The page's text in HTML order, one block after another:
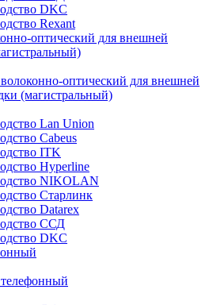
DKC
Rexant
оптический для внешней
оптический для внешней
(магистральный)
Lan Union
Cabeus
ITK
Hyperline
NIKOLAN
Старлинк
Datarex
ССД
DKC